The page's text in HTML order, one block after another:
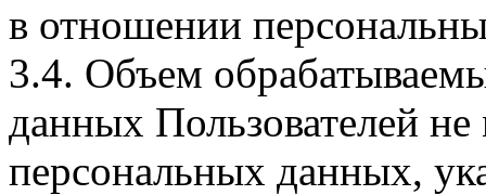
в отношении
3.4. Объем
данных Пользователей
персональных данных,